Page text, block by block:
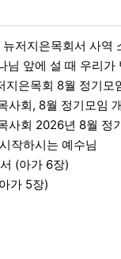
역 소개… “해군 함정마다 예배 공동체 세
앞에 설 때 우리가 받을 칭
모임서 기도… “은목회 모든 순서 위에 하나
기모임 개최… 장석진 목사 “우리
사회 2026년 8월 정
작하시는 예수님
(아가 6장)
가 5장)